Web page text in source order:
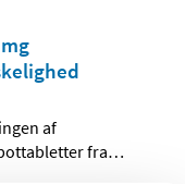
af
fra…